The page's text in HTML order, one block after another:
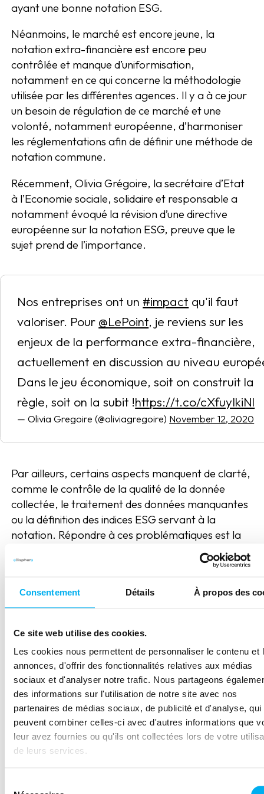
Consentement Détails À propos des
Ce site web utilise des cookies.
Les cookies nous permettent de personnaliser le contenu et
annonces, d'offrir des fonctionnalités relatives aux médias
sociaux et d'analyser notre trafic. Nous partageons
des informations sur l'utilisation de notre site avec nos
partenaires de médias sociaux, de publicité et d'analyse, qui
peuvent combiner celles-ci avec d'autres informations que
leur avez fournies ou qu'ils ont collectées lors de votre
de leurs services.
ayant une bonne notation ESG.
Néanmoins, le marché est encore jeune, la
notation extra-financière est encore peu
contrôlée et manque d’uniformisation,
notamment en ce qui concerne la méthodologie
utilisée par les différentes agences. Il y a à ce jour
un besoin de régulation de ce marché et une
volonté, notamment européenne, d’harmoniser
les réglementations afin de définir une méthode de
notation commune.
Récemment, Olivia Grégoire, la secrétaire d’Etat
à l’Economie sociale, solidaire et responsable a
notamment évoqué la révision d’une directive
européenne sur la notation ESG, preuve que le
sujet prend de l’importance.
Nos entreprises ont un #impact qu'il faut
valoriser. Pour @LePoint, je reviens sur les
enjeux de la performance extra-financière,
actuellement en discussion au niveau
Dans le jeu économique, soit on construit la
règle, soit on la subit !https://t.co/cXfuyIkiNl
— Olivia Gregoire (@oliviagregoire) November 12, 2020
Par ailleurs, certains aspects manquent de clarté,
comme le contrôle de la qualité de la donnée
collectée, le traitement des données manquantes
ou la définition des indices ESG servant à la
notation. Répondre à ces problématiques est la
première étape avant de pouvoir généraliser
cette notation.
Quel avenir pour la
notation extra-financière
?
Si actuellement la notation extra-financière n’a
pas encore la même place que celle dite
financière, la pression réglementaire et celle
grandissante des investisseurs pourraient
rapidement changer la donne dans les années à